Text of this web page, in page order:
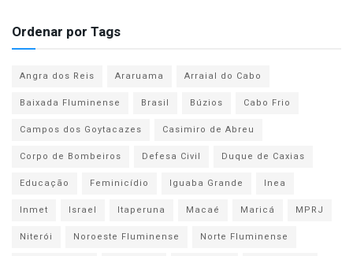
Ordenar por Tags
Angra dos Reis Araruama
Arraial do Cabo
Baixada Fluminense
Brasil Búzios
Cabo Frio
Campos dos Goytacazes
Casimiro de Abreu
Corpo de Bombeiros
Defesa Civil
Duque de Caxias
Educação
Feminicídio Iguaba Grande
Inea
Inmet
Israel Itaperuna Macaé Maricá
MPRJ
Niterói
Noroeste Fluminense
Norte Fluminense